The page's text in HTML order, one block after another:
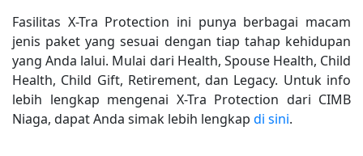
Fasilitas X-Tra Protection ini punya berbagai macam
jenis paket yang sesuai dengan tiap tahap kehidupan
yang Anda lalui. Mulai dari Health, Spouse Health, Child
Health, Child Gift, Retirement, dan Legacy. Untuk info
lebih lengkap mengenai X-Tra Protection dari CIMB
Niaga, dapat Anda simak lebih lengkap di sini.